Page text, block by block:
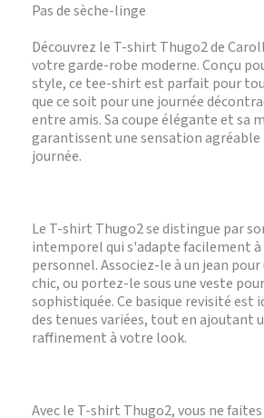
Pas de sèche-linge
Découvrez le T-shirt Thugo2 de
votre garde-robe moderne. Conçu
style, ce tee-shirt est parfait pour
que ce soit pour une journée
entre amis. Sa coupe élégante et sa
garantissent une sensation
journée.
Le T-shirt Thugo2 se distingue par
intemporel qui s'adapte facilement
personnel. Associez-le à un jean
chic, ou portez-le sous une veste
sophistiquée. Ce basique revisité est
des tenues variées, tout en ajoutant
raffinement à votre look.
Avec le T-shirt Thugo2, vous ne